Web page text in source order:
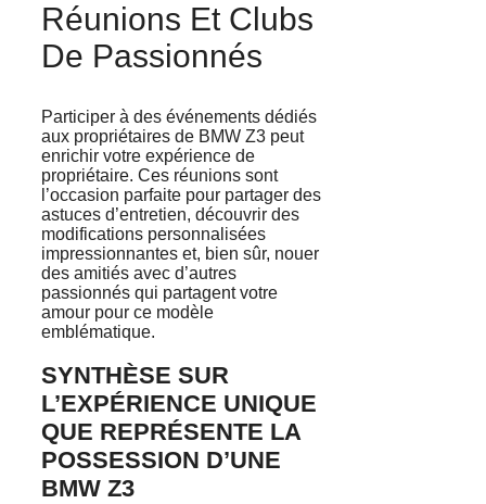
Réunions Et Clubs
De Passionnés
Participer à des événements dédiés
aux propriétaires de BMW Z3 peut
enrichir votre expérience de
propriétaire. Ces réunions sont
l’occasion parfaite pour partager des
astuces d’entretien, découvrir des
modifications personnalisées
impressionnantes et, bien sûr, nouer
des amitiés avec d’autres
passionnés qui partagent votre
amour pour ce modèle
emblématique.
SYNTHÈSE SUR
L’EXPÉRIENCE UNIQUE
QUE REPRÉSENTE LA
POSSESSION D’UNE
BMW Z3